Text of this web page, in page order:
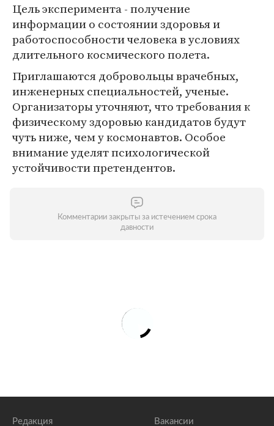
Цель эксперимента - получение
информации о состоянии здоровья и
работоспособности человека в условиях
длительного космического полета.
Приглашаются добровольцы врачебных,
инженерных специальностей, ученые.
Организаторы уточняют, что требования к
физическому здоровью кандидатов будут
чуть ниже, чем у космонавтов. Особое
внимание уделят психологической
устойчивости претендентов.
Комментарии закрыты за истечением срока
давности
Редакция Вакансии